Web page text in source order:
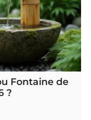
Fontaine de
?